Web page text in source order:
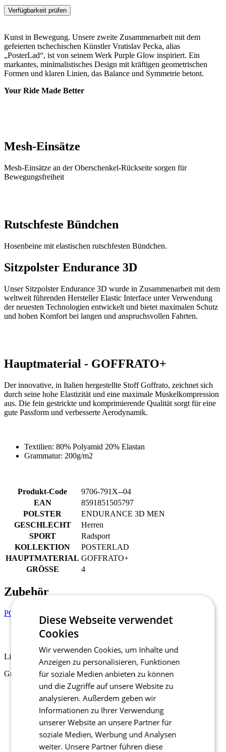
Verfügbarkeit prüfen
Kunst in Bewegung. Unsere zweite Zusammenarbeit mit dem
gefeierten tschechischen Künstler Vratislav Pecka, alias
„PosterLad“, ist von seinem Werk Purple Glow inspiriert. Ein
markantes, minimalistisches Design mit kräftigen geometrischen
Formen und klaren Linien, das Balance und Symmetrie betont.
Your Ride Made Better
Mesh-Einsätze
Mesh-Einsätze an der Oberschenkel-Rückseite sorgen für
Bewegungsfreiheit
Rutschfeste Bündchen
Hosenbeine mit elastischen rutschfesten Bündchen.
Sitzpolster Endurance 3D
Unser Sitzpolster Endurance 3D wurde in Zusammenarbeit mit dem
weltweit führenden Hersteller Elastic Interface unter Verwendung
der neuesten Technologien entwickelt und bietet maximalen Schutz
und hohen Komfort bei langen und anspruchsvollen Fahrten.
Hauptmaterial - GOFFRATO+
Der innovative, in Italien hergestellte Stoff Goffrato, zeichnet sich
durch seine hohe Elastizität und eine maximale Muskelkompression
aus. Die fein gestrickte und komprimierende Qualität sorgt für eine
gute Passform und verbesserte Aerodynamik.
Textilien: 80% Polyamid 20% Elastan
Grammatur: 200g/m2
Produkt-Code
9706-791X--04
EAN
8591851505797
POLSTER
ENDURANCE 3D MEN
GESCHLECHT
Herren
SPORT
Radsport
KOLLEKTION
POSTERLAD
HAUPTMATERIAL GOFFRATO+
GRÖSSE
4
Zubehör
POSTERLAD Z5 | Trikot AERO
Limitierte Auflage
Limitierte Auflage
Größe auswählen:
Diese Webseite verwendet
Cookies
Wir verwenden Cookies, um Inhalte und
Anzeigen zu personalisieren, Funktionen
für soziale Medien anbieten zu können
und die Zugriffe auf unsere Website zu
analysieren. Außerdem geben wir
Informationen zu Ihrer Verwendung
unserer Website an unsere Partner für
soziale Medien, Werbung und Analysen
weiter. Unsere Partner führen diese